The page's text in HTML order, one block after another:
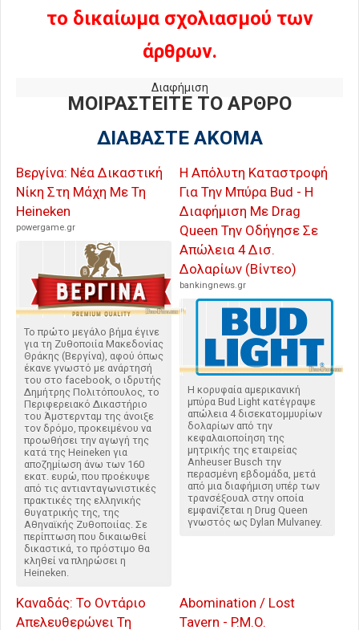
το δικαίωμα σχολιασμού των
άρθρων.
Διαφήμιση
ΜΟΙΡΑΣΤΕΙΤΕ ΤΟ ΑΡΘΡΟ
ΔΙΑΒΑΣΤΕ ΑΚΟΜΑ
Βεργίνα: Νέα Δικαστική
Νίκη Στη Μάχη Με Τη
Heineken
powergame.gr
Το πρώτο μεγάλο βήμα έγινε
για τη Ζυθοποιία Μακεδονίας
Θράκης (Βεργίνα), αφού όπως
έκανε γνωστό με ανάρτησή
του στο facebook, o ιδρυτής
Δημήτρης Πολιτόπουλος, το
Περιφερειακό Δικαστήριο
του Άμστερνταμ της άνοιξε
τον δρόμο, προκειμένου να
προωθήσει την αγωγή της
κατά της Heineken για
αποζημίωση άνω των 160
εκατ. ευρώ, που προέκυψε
από τις αντιανταγωνιστικές
πρακτικές της ελληνικής
θυγατρικής της, της
Αθηναϊκής Ζυθοποιίας. Σε
περίπτωση που δικαιωθεί
δικαστικά, το πρόστιμο θα
κληθεί να πληρώσει η
Heineken.
Η Απόλυτη Καταστροφή
Για Την Μπύρα Bud - Η
Διαφήμιση Με Drag
Queen Την Οδήγησε Σε
Απώλεια 4 Δισ.
Δολαρίων (Βίντεο)
bankingnews.gr
Η κορυφαία αμερικανική
μπύρα Bud Light κατέγραψε
απώλεια 4 δισεκατομμυρίων
δολαρίων από την
κεφαλαιοποίηση της
μητρικής της εταιρείας
Anheuser Busch την
περασμένη εβδομάδα, μετά
από μια διαφήμιση υπέρ των
τρανσέξουαλ στην οποία
εμφανίζεται η Drug Queen
γνωστός ως Dylan Mulvaney.
Καναδάς: Το Οντάριο
Απελευθερώνει Τη
Abomination / Lost
Tavern - P.M.O.